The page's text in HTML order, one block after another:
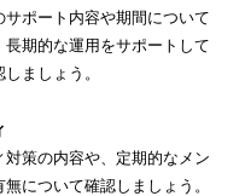
サポート内容や期間について
長期的な運用をサポートして
ましょう。
対策の内容や、定期的なメン
について確認しましょう。